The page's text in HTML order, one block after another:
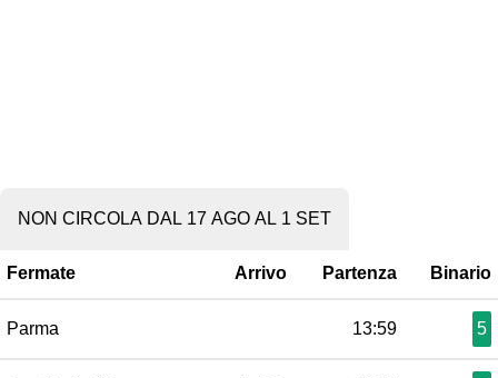
NON CIRCOLA DAL 17 AGO AL 1 SET
Fermate Arrivo Partenza Binario
Parma 13:59 5